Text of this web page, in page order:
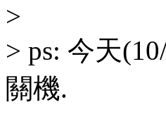
>
> ps: 今天
關機.